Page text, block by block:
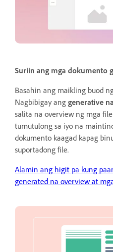
Suriin ang mga dokumento
Basahin ang maikling buod
Nagbibigay ang generative
salita na overview ng mga
tumutulong sa iyo na
dokumento kaagad kapag
suportadong file.
Alamin ang higit pa kung
generated na overview at